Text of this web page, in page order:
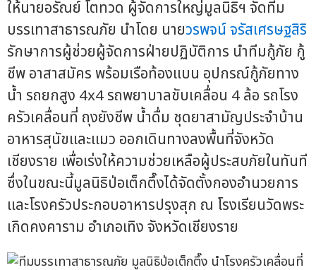
ให้นายอรัณย์ โตทวด ผู้จัดการใหญ่มูลนิธิฯ จัดทีม
บรรเทาสาธารณภัย นำโดย นายวรพจน์ จรัสเศรษฐสิริ
รักษาการผู้ช่วยผู้จัดการฝ่ายปฏิบัติการ นำทีมกู้ภัย กู้
ชีพ อาสาสมัคร พร้อมเรือท้องแบน อุปกรณ์กู้ภัยทาง
น้ำ รถยกสูง 4x4 รถพยาบาลขับเคลื่อน 4 ล้อ รถโรง
ครัวเคลื่อนที่ ถุงยังชีพ น้ำดื่ม ชุดยาสามัญประจำบ้าน
อาหารสุนัขและแมว ออกเดินทางลงพื้นที่จังหวัด
เชียงราย เพื่อเร่งให้ความช่วยเหลือผู้ประสบภัยในทันที
ซึ่งในขณะนี้มูลนิธิป่อเต็กตึ๊งได้จัดตั้งกองอำนวยการ
และโรงครัวประกอบอาหารปรุงสุก ณ โรงเรียนวัดพระ
เกิดคงคาราม อำเภอเทิง จังหวัดเชียงราย